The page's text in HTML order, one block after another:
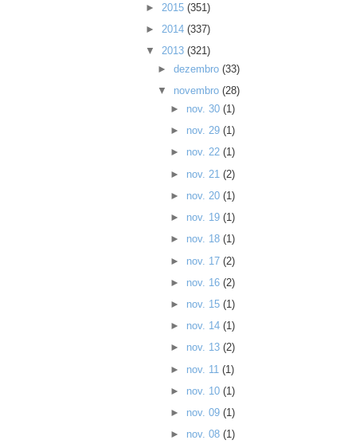
► 2015 (351)
► 2014 (337)
▼ 2013 (321)
►dezembro(33)
▼ novembro(28)
► nov. 30 (1)
► nov. 29 (1)
► nov. 22 (1)
► nov. 21 (2)
► nov. 20 (1)
► nov. 19 (1)
► nov. 18 (1)
► nov. 17 (2)
► nov. 16 (2)
► nov. 15 (1)
► nov. 14 (1)
► nov. 13 (2)
► nov. 11 (1)
► nov. 10 (1)
► nov. 09 (1)
► nov. 08 (1)